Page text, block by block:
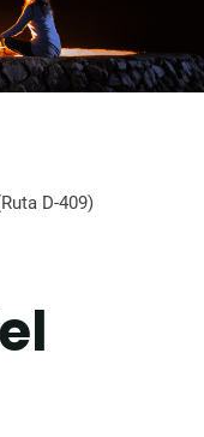
D-409)